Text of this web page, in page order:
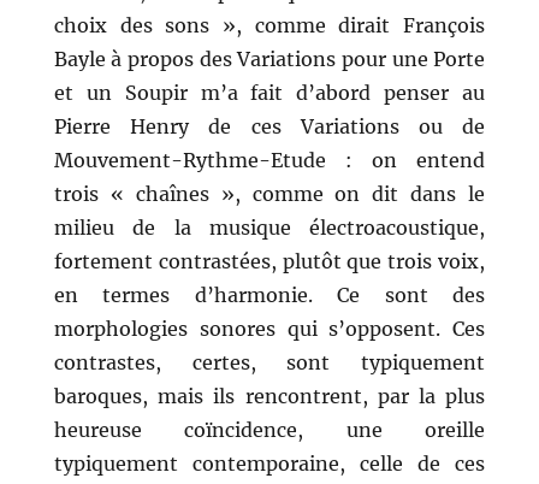
choix des sons », comme dirait François
Bayle à propos des Variations pour une Porte
et un Soupir m’a fait d’abord penser au
Pierre Henry de ces Variations ou de
Mouvement-Rythme-Etude : on entend
trois « chaînes », comme on dit dans le
milieu de la musique électroacoustique,
fortement contrastées, plutôt que trois voix,
en termes d’harmonie. Ce sont des
morphologies sonores qui s’opposent. Ces
contrastes, certes, sont typiquement
baroques, mais ils rencontrent, par la plus
heureuse coïncidence, une oreille
typiquement contemporaine, celle de ces